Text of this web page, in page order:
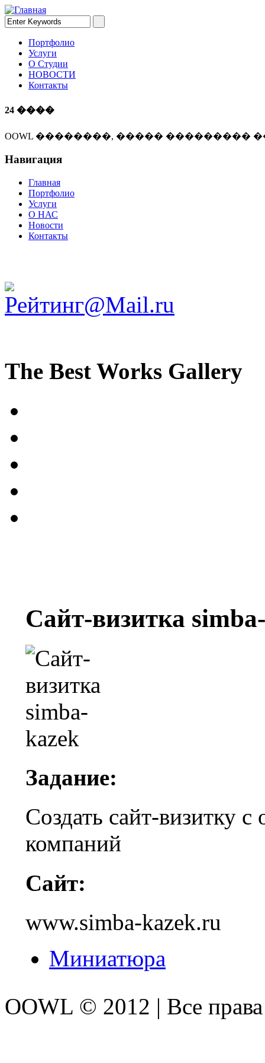
Портфолио
Услуги
О Студии
НОВОСТИ
Контакты
24 ����
OOWL ��������, ����� ���������
Навигация
Главная
Портфолио
Услуги
О НАС
Новости
Контакты
The Best Works Gallery
Сайт-визитка
Задание:
Создать сайт-визитку
компаний
Сайт:
www.simba-kazek.ru
Миниатюра
OOWL © 2012 | Все